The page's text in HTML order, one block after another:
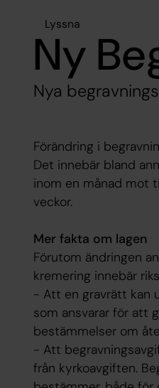
Lyssna
Ny
Nya
Förändring i
Det innebär bland
inom en månad mot
veckor.
Mer fakta om lagen
Förutom ändringen
kremering innebär
- Att en gravrätt kan
som ansvarar för att
bestämmelser om
- Att
från kyrkoavgiften.